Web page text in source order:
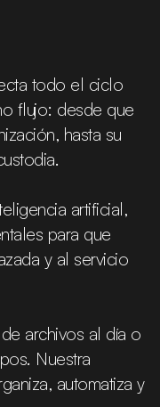
todo el ciclo
flujo: desde que
hasta su
artificial,
para que
y al servicio
archivos al día o
Nuestra
automatiza y